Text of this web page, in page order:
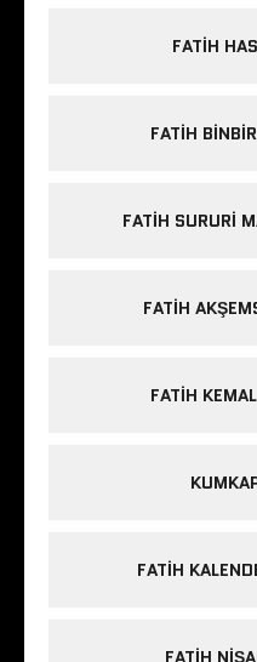
FATIH
FATIH
FATIH SURURI
FATIH
FATIH
FATIH